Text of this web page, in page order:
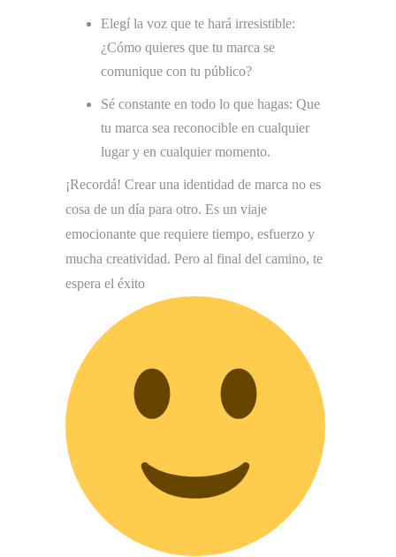
Elegí la voz que te hará irresistible:
¿Cómo quieres que tu marca se
comunique con tu público?
Sé constante en todo lo que hagas: Que
tu marca sea reconocible en cualquier
lugar y en cualquier momento.
¡Recordá! Crear una identidad de marca no es
cosa de un día para otro. Es un viaje
emocionante que requiere tiempo, esfuerzo y
mucha creatividad. Pero al final del camino, te
espera el éxito